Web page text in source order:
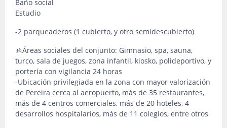
Baño social
Estudio
-2 parqueaderos (1 cubierto, y otro semidescubierto)
🚸Áreas sociales del conjunto: Gimnasio, spa, sauna,
turco, sala de juegos, zona infantil, kiosko, polideportivo, y
portería con vigilancia 24 horas
-Ubicación privilegiada en la zona con mayor valorización
de Pereira cerca al aeropuerto, más de 35 restaurantes,
más de 4 centros comerciales, más de 20 hoteles, 4
desarrollos hospitalarios, más de 11 colegios, entre otros